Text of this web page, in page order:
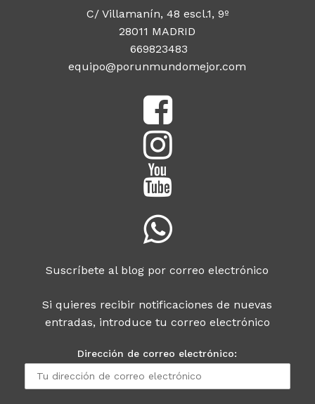
C/ Villamanín, 48 escl.1, 9º
28011 MADRID
669823483
equipo@porunmundomejor.com
Suscríbete al blog por correo electrónico
Si quieres recibir notificaciones de nuevas
entradas, introduce tu correo electrónico
Dirección de correo electrónico: